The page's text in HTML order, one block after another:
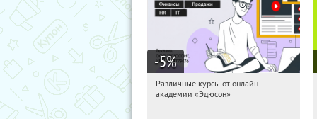
-5%
11:05:25 Получили:
Различные курсы от онлайн-
академии «Эдюсон»